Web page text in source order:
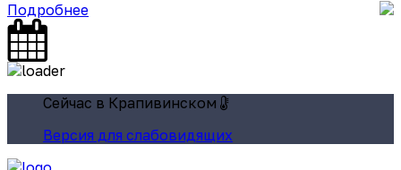
Подробнее
Сейчас в Крапивинском
Версия для слабовидящих